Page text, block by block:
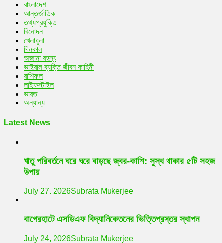
বাংলাদেশ
আন্তর্জাতিক
তথ্যপ্রযুক্তি
বিনোদন
খেলাধুলা
দিনকাল
অজানা রহস্য
ভাইরাল ব্যক্তি জীবন কাহিনী
রাশিফল
লাইফস্টাইল
ভারত
অন্যান্য
Latest News
ঋতু পরিবর্তনে ঘরে ঘরে বাড়ছে জ্বর-কাশি: সুস্থ থাকার ৫টি সহজ
উপায়
July 27, 2026Subrata Mukerjee
বাগেরহাটে এসডিএফ বিদ্যানিকেতনের ভিত্তিপ্রস্তর স্থাপন
July 24, 2026Subrata Mukerjee